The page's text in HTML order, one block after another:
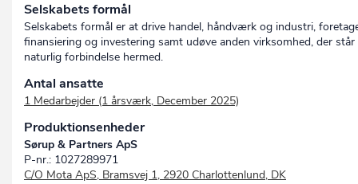
Selskabets formål
Selskabets formål er at drive handel, håndværk og industri,
finansiering og investering samt udøve anden virksomhed, der står
naturlig forbindelse hermed.
Antal ansatte
1 Medarbejder (1 årsværk, December 2025)
Produktionsenheder
Sørup & Partners ApS
P-nr.: 1027289971
C/O Mota ApS, Bramsvej 1, 2920 Charlottenlund, DK